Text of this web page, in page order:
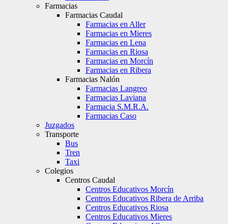
Farmacias
Farmacias Caudal
Farmacias en Aller
Farmacias en Mieres
Farmacias en Lena
Farmacias en Riosa
Farmacias en Morcín
Farmacias en Ribera
Farmacias Nalón
Farmacias Langreo
Farmacias Laviana
Farmacia S.M.R.A.
Farmacias Caso
Juzgados
Transporte
Bus
Tren
Taxi
Colegios
Centros Caudal
Centros Educativos Morcín
Centros Educativos Ribera de Arriba
Centros Educativos Riosa
Centros Educativos Mieres